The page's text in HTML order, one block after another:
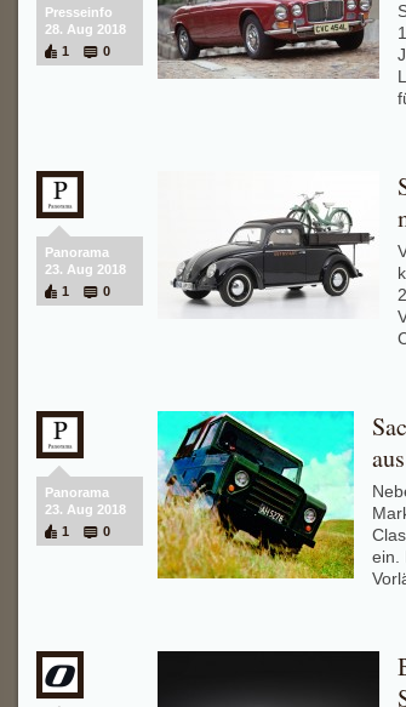
Presseinfo
28. Aug 2018
1
0
Panorama
23. Aug 2018
1
0
Panorama
23. Aug 2018
1
0
ein.